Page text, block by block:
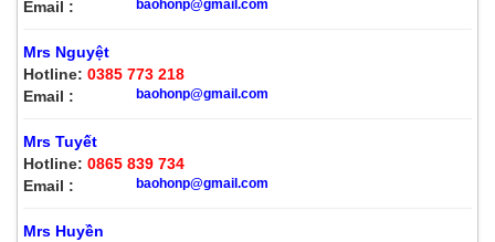
Email :
baohonp@gmail.com
Mrs Nguyệt
Hotline: 0385 773 218
Email :
baohonp@gmail.com
Mrs Tuyết
Hotline: 0865 839 734
Email :
baohonp@gmail.com
Mrs Huyền